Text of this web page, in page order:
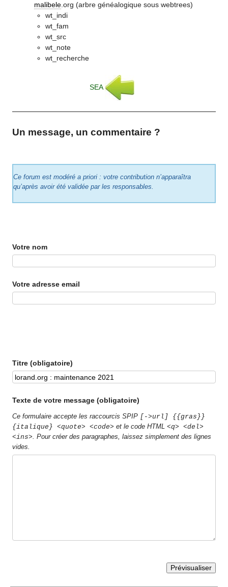
malibele.org (arbre généalogique sous webtrees)
wt_indi
wt_fam
wt_src
wt_note
wt_recherche
SEA
Un message, un commentaire ?
Ce forum est modéré a priori : votre contribution n’apparaîtra
qu’après avoir été validée par les responsables.
Votre nom
Votre adresse email
Titre (obligatoire)
Texte de votre message (obligatoire)
Ce formulaire accepte les raccourcis SPIP [->url] {{gras}}
{italique} <quote> <code> et le code HTML<q> <del>
<ins> . Pour créer des paragraphes, laissez simplement des lignes
vides.